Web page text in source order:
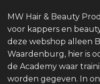
MW Hair & Beauty
voor kappers en
deze webshop alleen
Waardenburg, hier is
de Academy waar
worden gegeven. In